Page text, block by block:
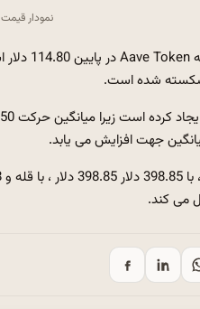
نمودار قیمت aave | منبع: crypto.news
جهت افزایش می یابد.
می کند.